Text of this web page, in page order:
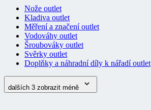
Nože outlet
Kladiva outlet
Měření a značení outlet
Vodováhy outlet
Šroubováky outlet
Svěrky outlet
Doplňky a náhradní díly k nářadí outlet
dalších 3 zobrazit méně